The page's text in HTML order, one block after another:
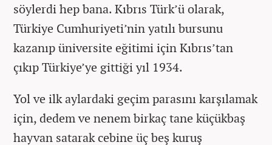
söylerdi hep bana. Kıbrıs Türk’ü olarak,
Türkiye Cumhuriyeti’nin yatılı bursunu
kazanıp üniversite eğitimi için Kıbrıs’tan
çıkıp Türkiye’ye gittiği yıl 1934.
Yol ve ilk aylardaki geçim parasını karşılamak
için, dedem ve nenem birkaç tane küçükbaş
hayvan satarak cebine üç beş kuruş